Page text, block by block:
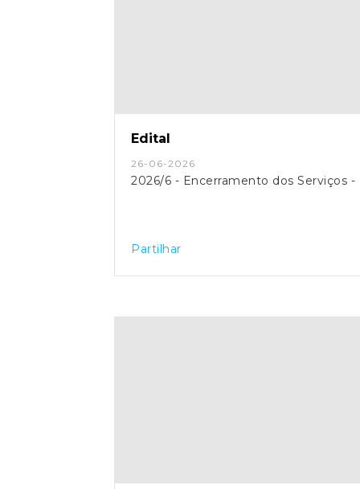
Edital
26-06-2026
2026/6 - Encerramento dos Serviços
Partilhar